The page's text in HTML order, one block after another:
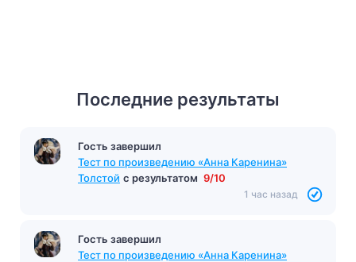
Последние результаты
Гость завершил
Тест по произведению «Анна Каренина»
Толстой с результатом 9/10
1 час назад
Гость завершил
Тест по произведению «Анна Каренина»